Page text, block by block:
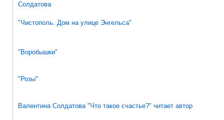
Солдатова
"Чистополь. Дом на улице Энгельса"
"Воробышки"
"Розы"
Валентина Солдатова "Что такое счастье?" читает автор